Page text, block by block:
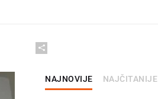
NAJNOVIJE NAJČITANIJE